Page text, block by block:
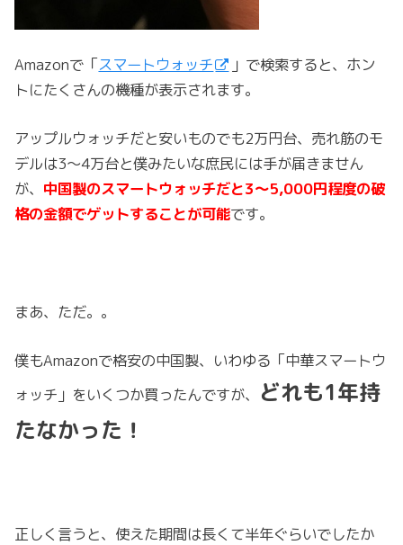
Amazonで「スマートウォッチ
」で検索すると、ホン
トにたくさんの機種が表示されます。
アップルウォッチだと安いものでも2万円台、売れ筋のモ
デルは3～4万台と僕みたいな庶民には手が届きません
が、 中国製のスマートウォッチだと3～5,000円程度の破
格の金額でゲットすることが可能です。
まあ、ただ。。
僕もAmazonで格安の中国製、いわゆる「中華スマートウ
ォッチ」をいくつか買ったんですが、
どれも1年持
たなかった！
正しく言うと、使えた期間は長くて半年ぐらいでしたか